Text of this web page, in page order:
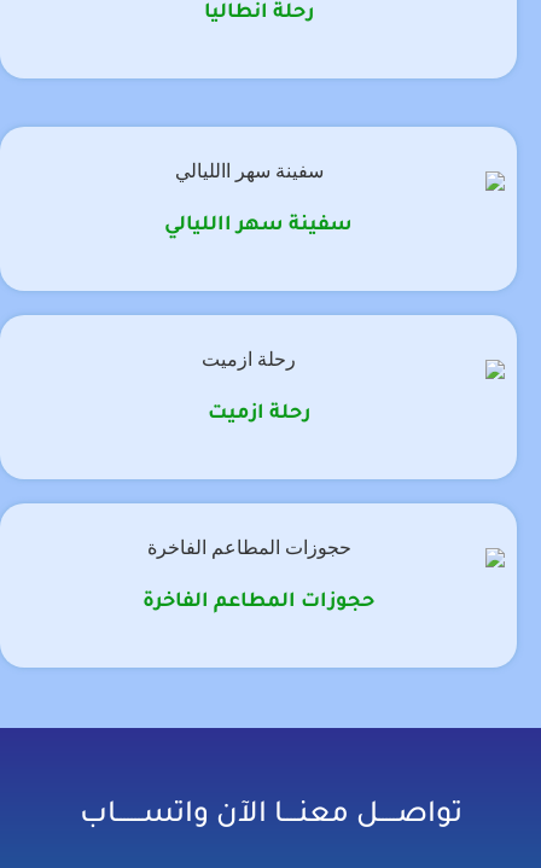
رحلة انطاليا
سفينة سهر االليالي
رحلة ازميت
حجوزات المطاعم الفاخرة
تواصـــــل معنــــا الآن واتســـــــاب